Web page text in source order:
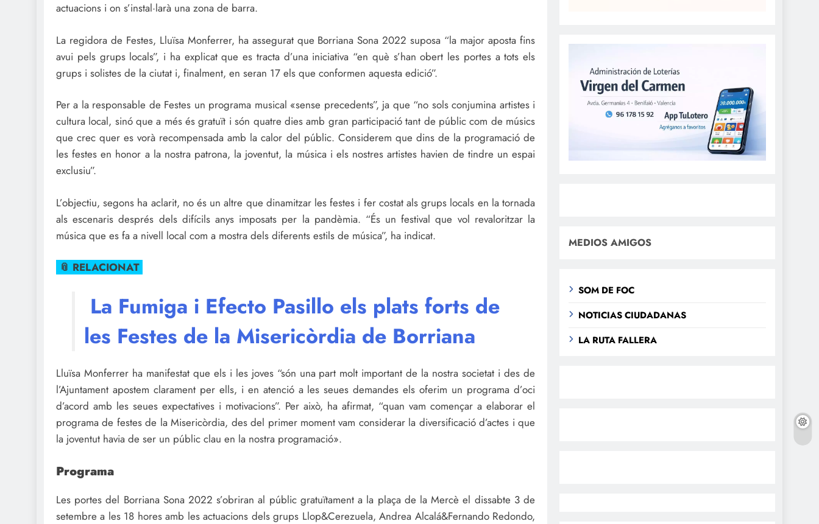
actuacions i on s’instal·larà una zona de barra.
La regidora de Festes, Lluïsa Monferrer, ha assegurat que Borriana Sona 2022 suposa “la major aposta fins
avui pels grups locals”, i ha explicat que es tracta d’una iniciativa “en què s’han obert les portes a tots els
grups i solistes de la ciutat i, finalment, en seran 17 els que conformen aquesta edició”.
Per a la responsable de Festes un programa musical «sense precedents”, ja que “no sols conjumina artistes i
cultura local, sinó que a més és gratuït i són quatre dies amb gran participació tant de públic com de músics
que crec quer es vorà recompensada amb la calor del públic. Considerem que dins de la programació de
les festes en honor a la nostra patrona, la joventut, la música i els nostres artistes havien de tindre un espai
exclusiu”.
L’objectiu, segons ha aclarit, no és un altre que dinamitzar les festes i fer costat als grups locals en la tornada
als escenaris després dels difícils anys imposats per la pandèmia. “És un festival que vol revaloritzar la
música que es fa a nivell local com a mostra dels diferents estils de música”, ha indicat.
📎 RELACIONAT
La Fumiga i Efecto Pasillo els plats forts de
les Festes de la Misericòrdia de Borriana
Lluïsa Monferrer ha manifestat que els i les joves “són una part molt important de la nostra societat i des de
l’Ajuntament apostem clarament per ells, i en atenció a les seues demandes els oferim un programa d’oci
d’acord amb les seues expectatives i motivacions”. Per això, ha afirmat, “quan vam començar a elaborar el
programa de festes de la Misericòrdia, des del primer moment vam considerar la diversificació d’actes i que
la joventut havia de ser un públic clau en la nostra programació».
Programa
Les portes del Borriana Sona 2022 s’obriran al públic gratuïtament a la plaça de la Mercè el dissabte 3 de
setembre a les 18 hores amb les actuacions dels grups Llop&Cerezuela, Andrea Alcalá&Fernando Redondo,
MEDIOS AMIGOS
SOM DE FOC
NOTICIAS CIUDADANAS
LA RUTA FALLERA